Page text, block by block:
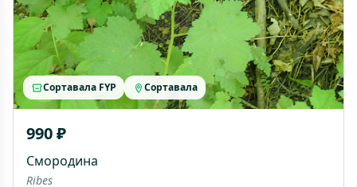
Сортавала FYP Сортавала
990 ₽
Смородина
Ribes